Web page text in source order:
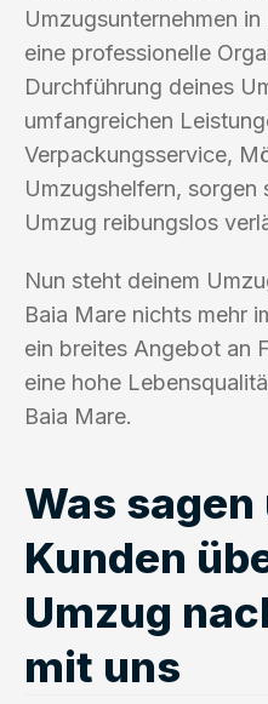
Umzugsunternehmen
eine professionelle
Durchführung deines
umfangreichen
Verpackungsservice,
Umzugshelfern, sorgen
Umzug reibungslos
Nun steht deinem
Baia Mare nichts mehr
ein breites Angebot an
eine hohe
Baia Mare.
Was
Kunden
Umzug
mit uns